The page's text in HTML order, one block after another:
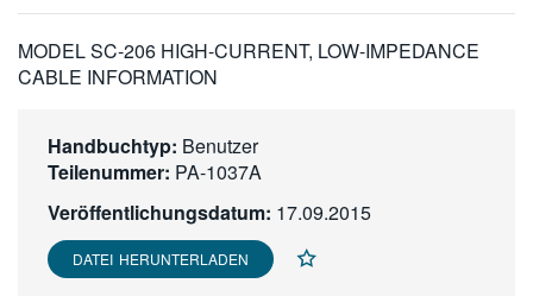
VIỆT NAM
简体中文
한국어
MODEL SC-206 HIGH-CURRENT, LOW-IMPEDANCE
CABLE INFORMATION
Handbuchtyp: Benutzer
Teilenummer: PA-1037A
Veröffentlichungsdatum: 17.09.2015
DATEI HERUNTERLADEN